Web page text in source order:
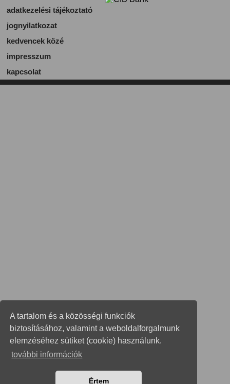
A tartalom és a közösségi funkciók
biztosításához, valamint a weboldalforgalmunk
elemzéséhez sütiket (cookie) használunk.
további információk
Értem
adatkezelési tájékoztató
jognyilatkozat
kedvencek közé
impresszum
kapcsolat